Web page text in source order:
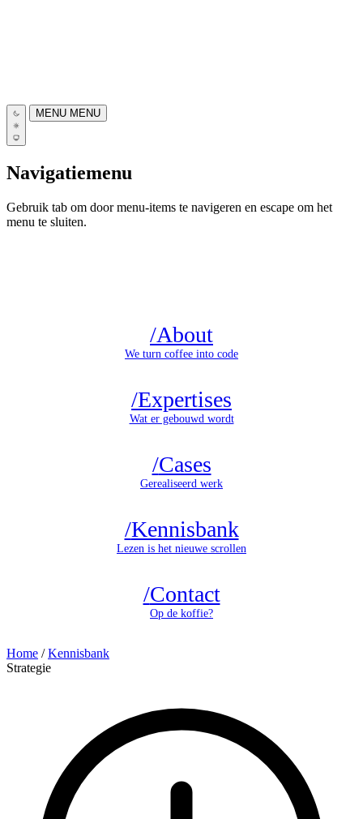
MENU MENU
Navigatiemenu
Gebruik tab om door menu-items te navigeren en escape om het
menu te sluiten.
/About
We turn coffee into code
/Expertises
Wat er gebouwd wordt
/Cases
Gerealiseerd werk
/Kennisbank
Lezen is het nieuwe scrollen
/Contact
Op de koffie?
Home / Kennisbank
Strategie